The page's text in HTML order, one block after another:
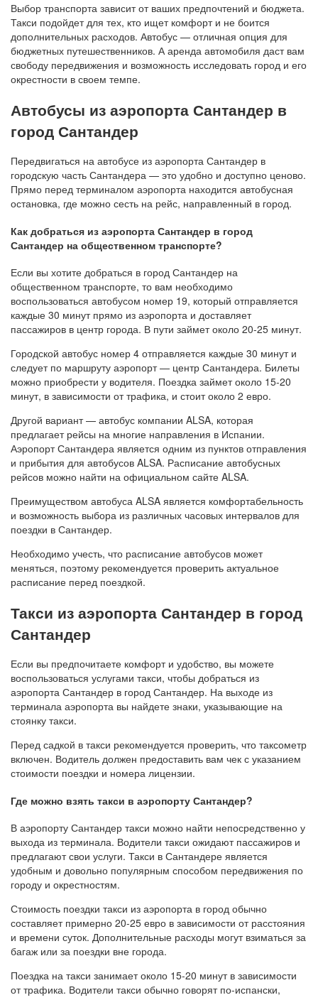
Выбор транспорта зависит от ваших предпочтений и бюджета.
Такси подойдет для тех, кто ищет комфорт и не боится
дополнительных расходов. Автобус — отличная опция для
бюджетных путешественников. А аренда автомобиля даст вам
свободу передвижения и возможность исследовать город и его
окрестности в своем темпе.
Автобусы из аэропорта Сантандер в
город Сантандер
Передвигаться на автобусе из аэропорта Сантандер в
городскую часть Сантандера — это удобно и доступно ценово.
Прямо перед терминалом аэропорта находится автобусная
остановка, где можно сесть на рейс, направленный в город.
Как добраться из аэропорта Сантандер в город
Сантандер на общественном транспорте?
Если вы хотите добраться в город Сантандер на
общественном транспорте, то вам необходимо
воспользоваться автобусом номер 19, который отправляется
каждые 30 минут прямо из аэропорта и доставляет
пассажиров в центр города. В пути займет около 20-25 минут.
Городской автобус номер 4 отправляется каждые 30 минут и
следует по маршруту аэропорт — центр Сантандера. Билеты
можно приобрести у водителя. Поездка займет около 15-20
минут, в зависимости от трафика, и стоит около 2 евро.
Другой вариант — автобус компании ALSA, которая
предлагает рейсы на многие направления в Испании.
Аэропорт Сантандера является одним из пунктов отправления
и прибытия для автобусов ALSA. Расписание автобусных
рейсов можно найти на официальном сайте ALSA.
Преимуществом автобуса ALSA является комфортабельность
и возможность выбора из различных часовых интервалов для
поездки в Сантандер.
Необходимо учесть, что расписание автобусов может
меняться, поэтому рекомендуется проверить актуальное
расписание перед поездкой.
Такси из аэропорта Сантандер в город
Сантандер
Если вы предпочитаете комфорт и удобство, вы можете
воспользоваться услугами такси, чтобы добраться из
аэропорта Сантандер в город Сантандер. На выходе из
терминала аэропорта вы найдете знаки, указывающие на
стоянку такси.
Перед садкой в такси рекомендуется проверить, что таксометр
включен. Водитель должен предоставить вам чек с указанием
стоимости поездки и номера лицензии.
Где можно взять такси в аэропорту Сантандер?
В аэропорту Сантандер такси можно найти непосредственно у
выхода из терминала. Водители такси ожидают пассажиров и
предлагают свои услуги. Такси в Сантандере является
удобным и довольно популярным способом передвижения по
городу и окрестностям.
Стоимость поездки такси из аэропорта в город обычно
составляет примерно 20-25 евро в зависимости от расстояния
и времени суток. Дополнительные расходы могут взиматься за
багаж или за поездки вне города.
Поездка на такси занимает около 15-20 минут в зависимости
от трафика. Водители такси обычно говорят по-испански,